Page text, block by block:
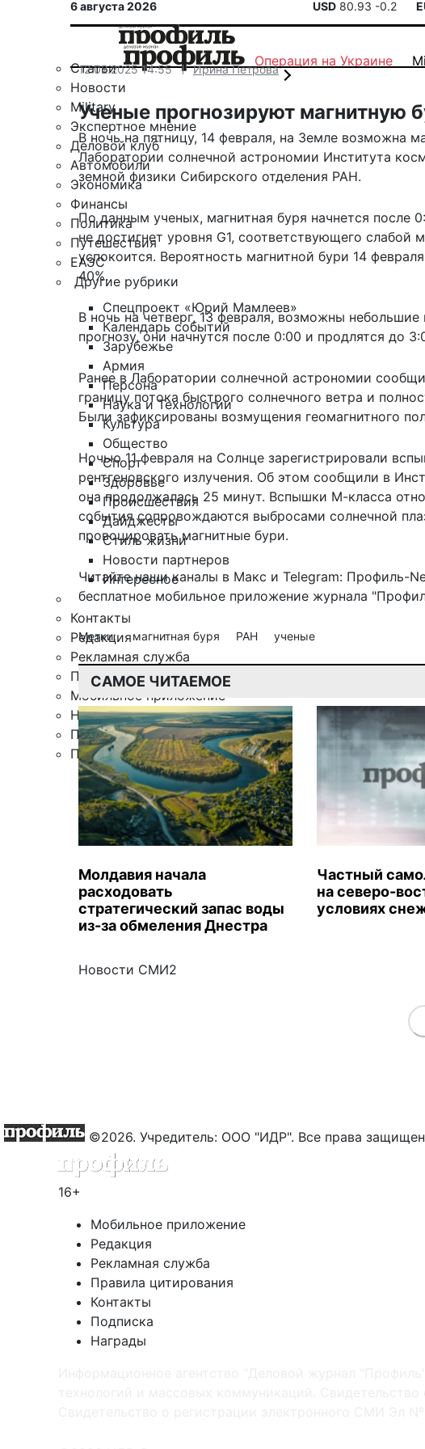
6 августа 2026 USD 80.93 -0.2
Статьи
Новости
Military
Экспертное мнение
Деловой клуб
Автомобили
Экономика
Финансы
Политика
Путешествия
ЕАЭС
Другие рубрики
Спецпроект «Юрий Мамлеев»
Календарь событий
Зарубежье
Армия
Персона
Наука и Технологии
Культура
Общество
Спорт
Здоровье
Происшествия
Дайджесты
Стиль жизни
Новости партнеров
Интересное
Контакты
Редакция
Рекламная служба
Поиск по сайту
Мобильное приложение
Награды
Правила цитирования
Подписка
Операция на Украине
12.02.2025 14:55 Ирина Петрова
Ученые прогнозируют магнитную
В ночь на пятницу, 14 февраля, на Земле возможна
Лаборатории солнечной астрономии Института
земной физики Сибирского отделения РАН.
По данным ученых, магнитная буря начнется после
не достигнет уровня G1, соответствующего
успокоится. Вероятность магнитной бури 14
40%.
В ночь на четверг, 13 февраля, возможны
прогнозу, они начнутся после 0:00 и продлятся до
Ранее в Лаборатории солнечной астрономии
границу потока быстрого солнечного ветра и
Были зафиксированы возмущения геомагнитного
Ночью 11 февраля на Солнце зарегистрировали
рентгеновского излучения. Об этом сообщили в
она продолжалась 25 минут. Вспышки М-класса
события сопровождаются выбросами солнечной
провоцировать магнитные бури.
Читайте наши каналы в Макс и Telegram: Профиль-
бесплатное мобильное приложение журнала
Метки: магнитная буря РАН ученые
САМОЕ ЧИТАЕМОЕ
Молдавия начала
расходовать
стратегический запас воды
из-за обмеления Днестра
Частный
на северо-
условиях
Новости СМИ2
©2026. Учредитель: ООО "ИДР". Все права
16+
Мобильное приложение
Редакция
Рекламная служба
Правила цитирования
Контакты
Подписка
Награды